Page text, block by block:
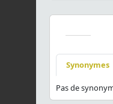
Synonymes
Pas de